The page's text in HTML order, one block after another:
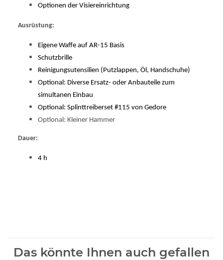
Optionen der Visiereinrichtung
Ausrüstung:
Eigene Waffe auf AR-15 Basis
Schutzbrille
Reinigungsutensilien (Putzlappen, Öl, Handschuhe)
Optional: Diverse Ersatz- oder Anbauteile zum
simultanen Einbau
Optional: Splinttreiberset #115 von Gedore
Optional: Kleiner Hammer
Dauer:
4 h
Das könnte Ihnen auch gefallen